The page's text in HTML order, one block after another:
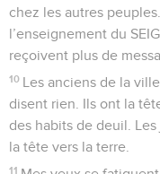
chez les autres
l’enseignement du
reçoivent plus de
10 Les anciens de la
disent rien. Ils ont la
des habits de deuil.
la tête vers la terre.
11